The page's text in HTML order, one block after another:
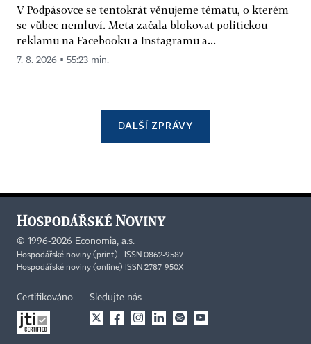
V Podpásovce se tentokrát věnujeme tématu, o kterém
se vůbec nemluví. Meta začala blokovat politickou
reklamu na Facebooku a Instagramu a...
7. 8. 2026 ▪ 55:23 min.
DALŠÍ ZPRÁVY
© 1996-2026 Economia, a.s.
Hospodářské noviny (print) ISSN 0862-9587
Hospodářské noviny (online) ISSN 2787-950X
Certifikováno Sledujte nás